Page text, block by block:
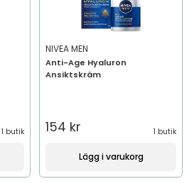
1 butik
NIVEA MEN
Anti-Age Hyaluron
Ansiktskräm
154 kr 1 butik
Lägg i varukorg